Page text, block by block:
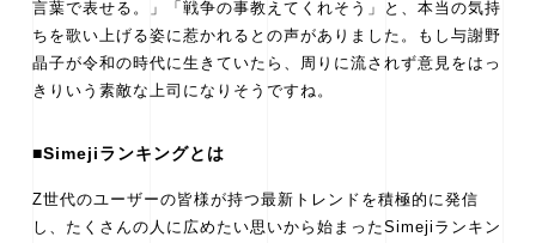
言葉で表せる。」「戦争の事教えてくれそう」と、本当の気持
ちを歌い上げる姿に惹かれるとの声がありました。もし与謝野
晶子が令和の時代に生きていたら、周りに流されず意見をはっ
きりいう素敵な上司になりそうですね。
■Simejiランキングとは
Z世代のユーザーの皆様が持つ最新トレンドを積極的に発信
し、たくさんの人に広めたい思いから始まったSimejiランキン